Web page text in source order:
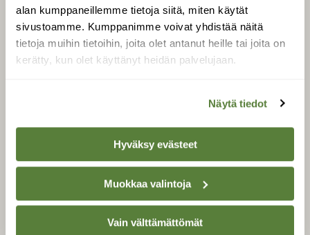
alan kumppaneillemme tietoja siitä, miten käytät
sivustoamme. Kumppanimme voivat yhdistää näitä
tietoja muihin tietoihin, joita olet antanut heille tai joita on
kerätty, kun olet käyttänyt heidän palvelujaan.
Näytä tiedot
Hyväksy evästeet
Muokkaa valintoja
Vain välttämättömät
Uusin lehti
Tilaa Suomen Luonto
Tilaa digilukuoikeus
Äänestä parasta juttua
SUOJELU­LIITTO
Suomen Luonto -lehden
kustantaja onSuomen
luonnonsuojelu­liitto